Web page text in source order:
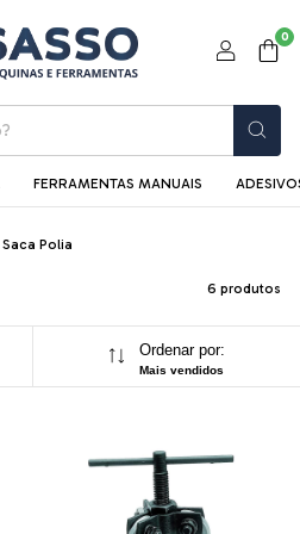
0
FERRAMENTAS MANUAIS
Saca Polia
6 produtos
Ordenar por:
Mais vendidos